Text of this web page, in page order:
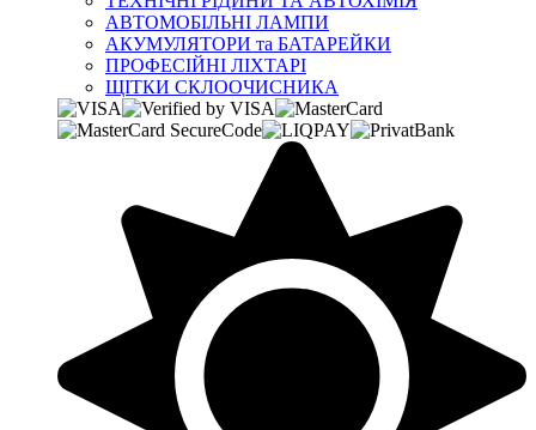
АВТОМОБІЛЬНІ ЛАМПИ
АКУМУЛЯТОРИ та БАТАРЕЙКИ
ПРОФЕСІЙНІ ЛІХТАРІ
ЩІТКИ СКЛООЧИСНИКА